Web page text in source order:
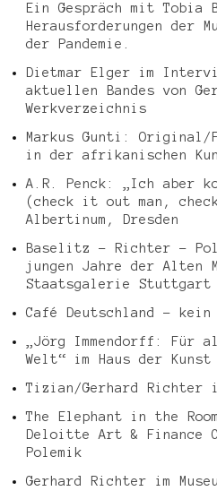
Ein Gespräch mit Tobia
Herausforderungen der
der Pandemie.
Dietmar Elger im
aktuellen Bandes von
Werkverzeichnis
Markus Gunti: Original/
in der afrikanischen
A.R. Penck: „Ich aber
(check it out man,
Albertinum, Dresden
Baselitz – Richter –
jungen Jahre der Alten
Staatsgalerie Stuttgart
Café Deutschland – kein
„Jörg Immendorff: Für
Welt“ im Haus der Kunst
Tizian/Gerhard Richter
The Elephant in the
Deloitte Art & Finance
Polemik
Gerhard Richter im